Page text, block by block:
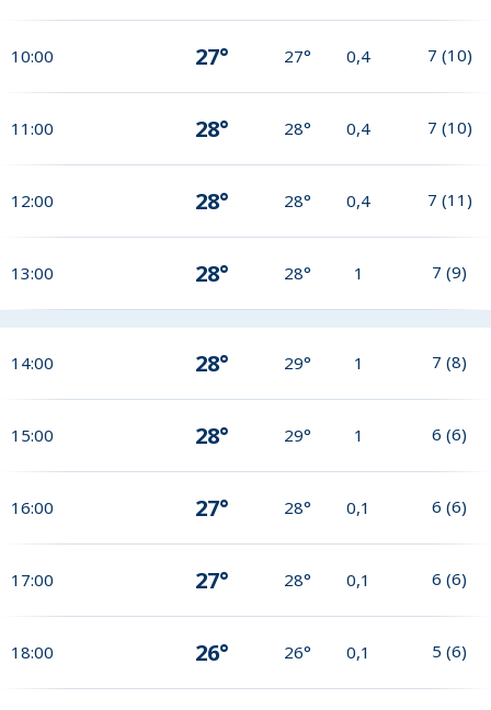
10:00 27° 27° 0,4 7 (10)
11:00 28° 28° 0,4 7 (10)
12:00 28° 28° 0,4 7 (11)
13:00 28° 28° 1 7 (9)
14:00 28° 29° 1 7 (8)
15:00 28° 29° 1 6 (6)
16:00 27° 28° 0,1 6 (6)
17:00 27° 28° 0,1 6 (6)
18:00 26° 26° 0,1 5 (6)